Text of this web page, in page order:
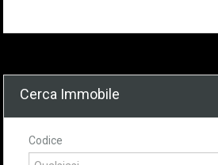
Cerca Immobile
Codice